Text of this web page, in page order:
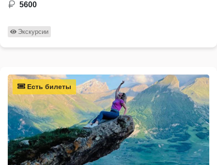
5600
Экскурсии
Есть билеты